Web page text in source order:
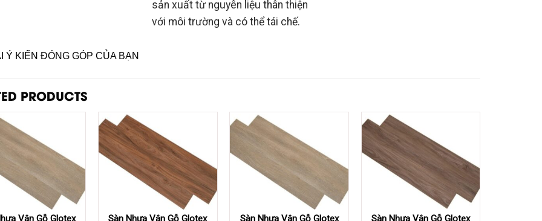
sản xuất từ nguyên liệu thân thiện
với môi trường và có thể tái chế.
Ý KIẾN ĐÓNG GÓP CỦA BẠN
PRODUCTS
Vân Gỗ Glotex
Sàn Nhựa Vân Gỗ Glotex
Sàn Nhựa Vân Gỗ Glotex
Sàn Nhựa Vân Gỗ Glotex